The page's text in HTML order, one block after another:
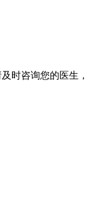
时咨询您的医生，